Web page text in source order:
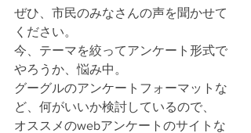
ぜひ、市民のみなさんの声を聞かせて
ください。
今、テーマを絞ってアンケート形式で
やろうか、悩み中。
グーグルのアンケートフォーマットな
ど、何がいいか検討しているので、
オススメのwebアンケートのサイトな